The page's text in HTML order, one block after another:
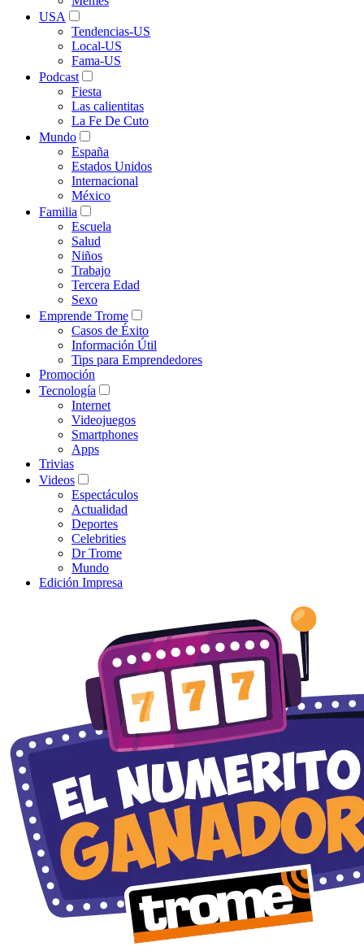
USA
Tendencias-US
Local-US
Fama-US
Podcast
Fiesta
Las calientitas
La Fe De Cuto
Mundo
España
Estados Unidos
Internacional
México
Familia
Escuela
Salud
Niños
Trabajo
Tercera Edad
Sexo
Emprende Trome
Casos de Éxito
Información Útil
Tips para Emprendedores
Promoción
Tecnología
Internet
Videojuegos
Smartphones
Apps
Trivias
Videos
Espectáculos
Actualidad
Deportes
Celebrities
Dr Trome
Mundo
Edición Impresa